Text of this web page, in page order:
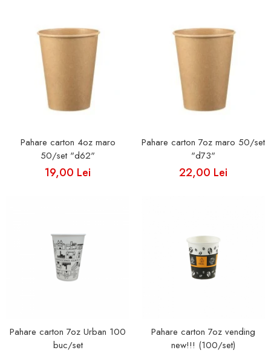
Pahare carton 4oz maro
50/set "d62"
19,00 Lei
Pahare carton 7oz maro 50/set
"d73"
22,00 Lei
Pahare carton 7oz Urban 100
buc/set
Pahare carton 7oz vending
new!!! (100/set)